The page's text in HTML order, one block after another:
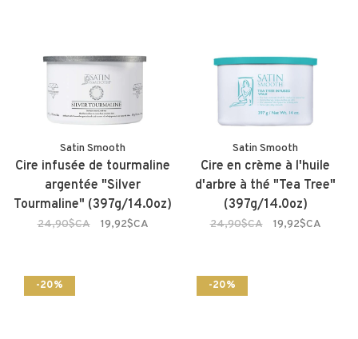
Satin Smooth
Cire infusée de tourmaline
argentée "Silver
Tourmaline" (397g/14.0oz)
24,90$CA 19,92$CA
Satin Smooth
Cire en crème à l'huile
d'arbre à thé "Tea Tree"
(397g/14.0oz)
24,90$CA 19,92$CA
-20% -20%